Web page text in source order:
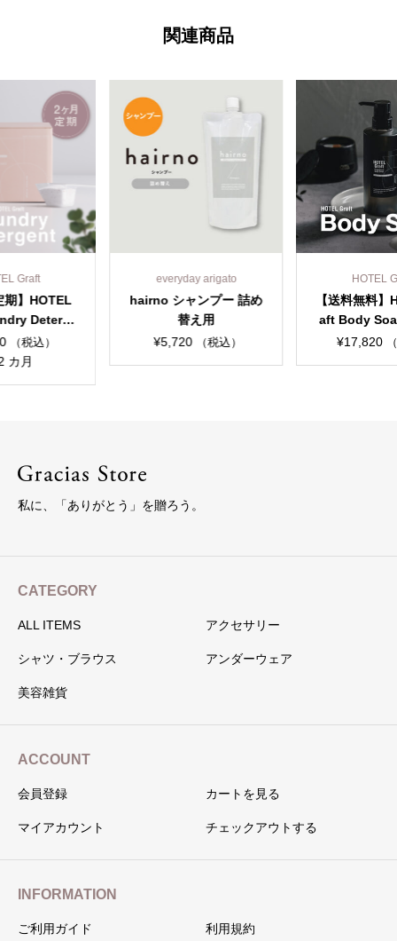
関連商品
arigato
ャンプー 詰め
替え用
（税込）
HOTEL Graft
【送料無料】HOTEL Gr
aft Body Soap ホテル
グラフト ボディソープ
¥17,820 （税込）
【1ヶ月定
Graft ボデ
ランドリ
¥4,950
私に、「ありがとう」を贈ろう。
CATEGORY
ALL ITEMS アクセサリー
シャツ・ブラウス アンダーウェア
美容雑貨
ACCOUNT
会員登録 カートを見る
マイアカウント チェックアウトする
INFORMATION
ご利用ガイド 利用規約